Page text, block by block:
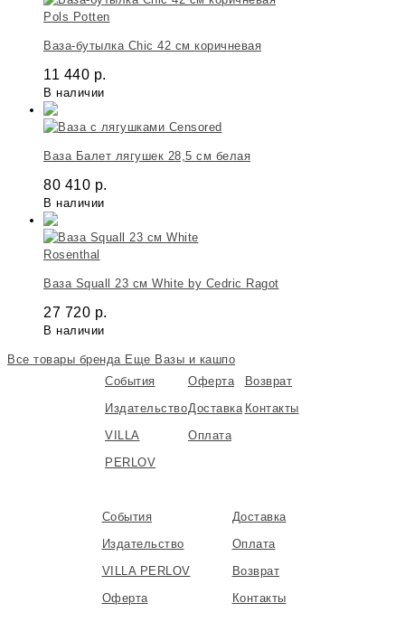
Pols Potten
Ваза-бутылка Chic 42 см коричневая
11 440 р.
В наличии
Ваза Балет лягушек 28,5 см белая
80 410 р.
В наличии
Rosenthal
Ваза Squall 23 см White by Cedric Ragot
27 720 р.
В наличии
Все товары бренда Еще Вазы и кашпо
События
Издательство
VILLA
PERLOV
Оферта
Доставка
Оплата
Возврат
Контакты
События
Издательство
VILLA PERLOV
Оферта
Доставка
Оплата
Возврат
Контакты